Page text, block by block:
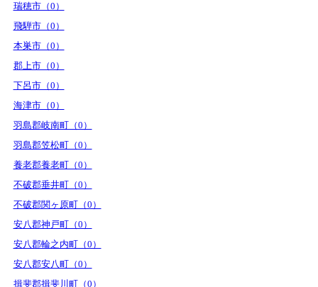
瑞穂市（0）
飛騨市（0）
本巣市（0）
郡上市（0）
下呂市（0）
海津市（0）
羽島郡岐南町（0）
羽島郡笠松町（0）
養老郡養老町（0）
不破郡垂井町（0）
不破郡関ヶ原町（0）
安八郡神戸町（0）
安八郡輪之内町（0）
安八郡安八町（0）
揖斐郡揖斐川町（0）